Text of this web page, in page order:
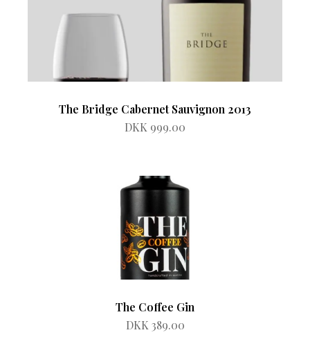
The Bridge Cabernet Sauvignon 2013
DKK 999.00
The Coffee Gin
DKK 389.00